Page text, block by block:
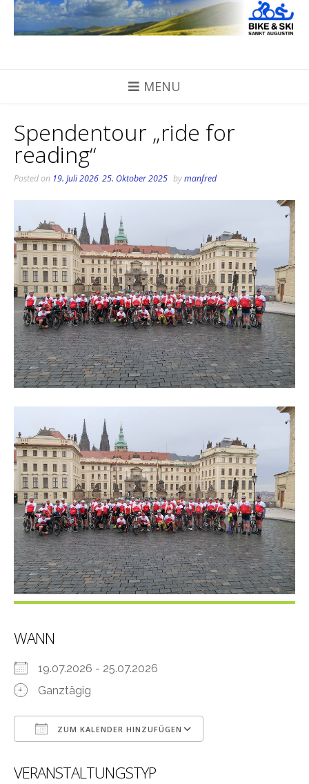
Skip
content
MENU
Spendentour „ride for
reading“
Posted on 19. Juli 2026 25. Oktober 2025 bymanfred
WANN
19.07.2026 - 25.07.2026
Ganztägig
ZUM KALENDER HINZUFÜGEN
VERANSTALTUNGSTYP